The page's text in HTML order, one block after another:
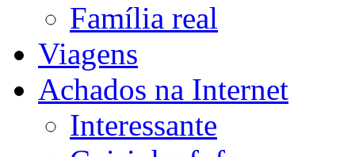
Família real
Viagens
Achados na Internet
Interessante